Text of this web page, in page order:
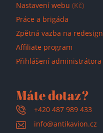
Nastavení webu (Kč)
Práce a brigáda
Zpětná vazba na redesign
Affiliate program
Přihlášení administrátora
Máte dotaz?
+420 487 989 433
info@antikavion.cz